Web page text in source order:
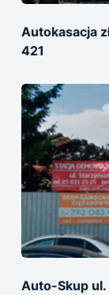
Autokasacja
421
Auto-Skup ul.